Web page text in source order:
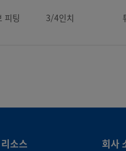
피팅 3/4인치
리소스
회사